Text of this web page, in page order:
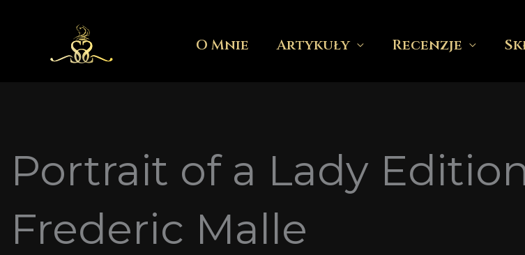
O Mnie Artykuły Recenzje
Portrait of a Lady
Frederic Malle